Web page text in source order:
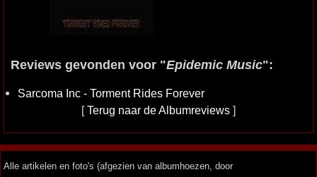
Reviews gevonden voor "Epidemic Music":
Sarcoma Inc - Torment Rides Forever
[Terug naar de Albumreviews ]
Alle artikelen en foto's (afgezien van albumhoezen, door